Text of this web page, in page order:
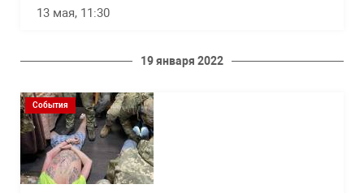
13 мая, 11:30
19 января 2022
События